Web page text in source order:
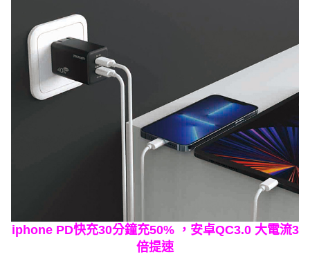
iphone PD快充30分鐘充50% ，安卓QC3.0 大電流3
倍提速